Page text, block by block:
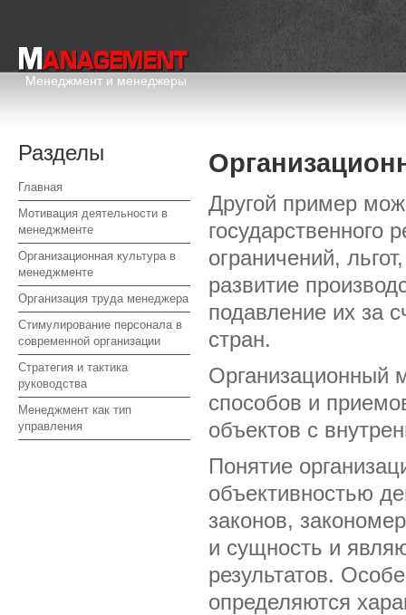
Менеджмент и менеджеры
Разделы
Главная
Мотивация деятельности в
менеджменте
Организационная культура в
менеджменте
Организация труда менеджера
Стимулирование персонала в
современной организации
Стратегия и тактика
руководства
Менеджмент как тип
управления
Другой пример
государственного
ограничений,
развитие
подавление их за
стран.
Организационный
способов и
объектов с
Понятие
объективностью
законов,
и сущность и
результатов.
определяются